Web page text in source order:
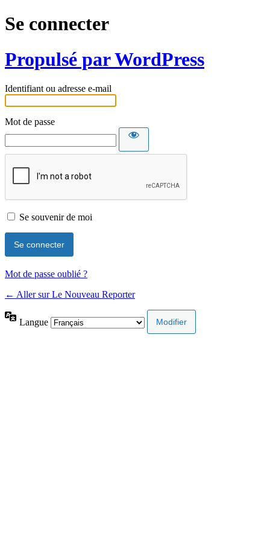
Se connecter
Propulsé par WordPress
Identifiant ou adresse e-mail
Mot de passe
Se souvenir de moi
Mot de passe oublié ?
← Aller sur Le Nouveau Reporter
Langue